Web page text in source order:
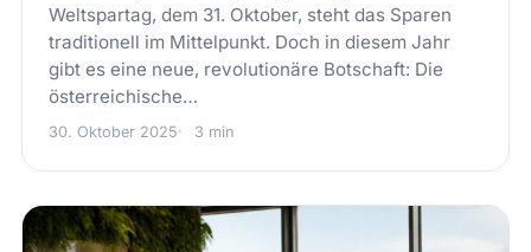
Weltspartag, dem 31. Oktober, steht das Sparen
traditionell im Mittelpunkt. Doch in diesem Jahr
gibt es eine neue, revolutionäre Botschaft: Die
österreichische…
30. Oktober 2025 3 min